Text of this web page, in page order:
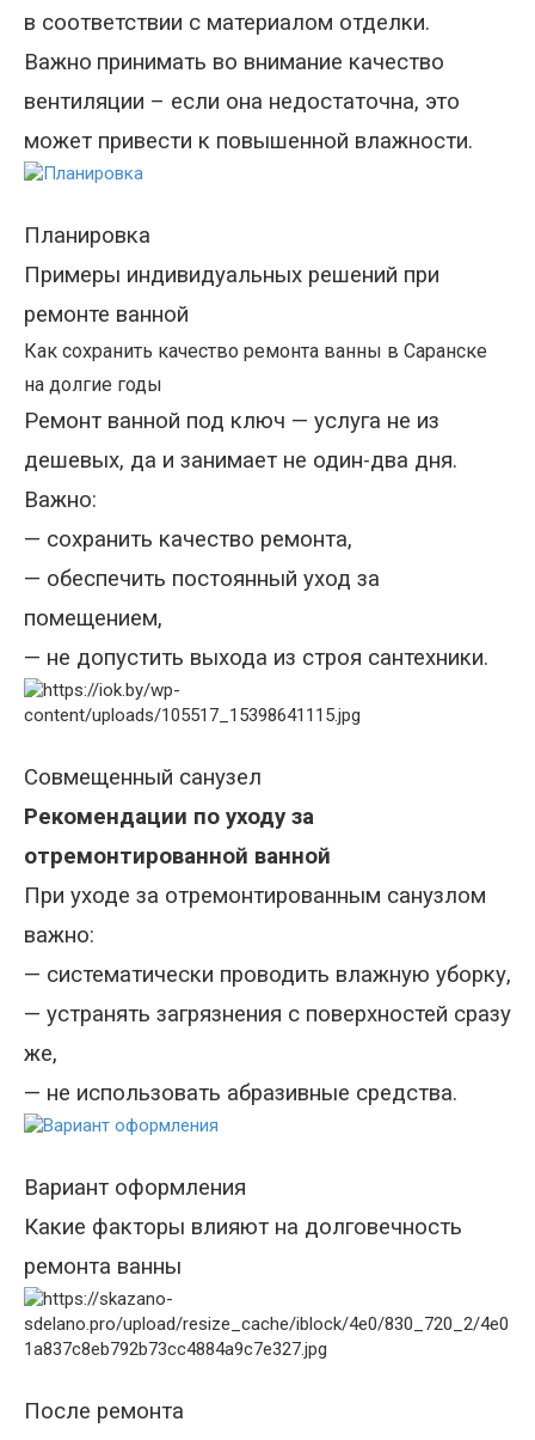
в соответствии с материалом отделки.
Важно принимать во внимание качество
вентиляции – если она недостаточна, это
может привести к повышенной влажности.
Планировка
Примеры индивидуальных решений при
ремонте ванной
Как сохранить качество ремонта ванны в Саранске
на долгие годы
Ремонт ванной под ключ — услуга не из
дешевых, да и занимает не один-два дня.
Важно:
— сохранить качество ремонта,
— обеспечить постоянный уход за
помещением,
— не допустить выхода из строя сантехники.
Совмещенный санузел
Рекомендации по уходу за
отремонтированной ванной
При уходе за отремонтированным санузлом
важно:
— систематически проводить влажную уборку,
— устранять загрязнения с поверхностей сразу
же,
— не использовать абразивные средства.
Вариант оформления
Какие факторы влияют на долговечность
ремонта ванны
После ремонта